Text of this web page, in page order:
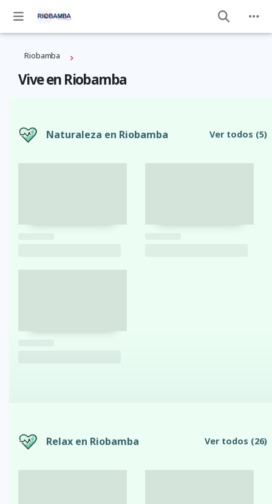
Riobamba
Vive en Riobamba
Naturaleza en Riobamba Ver todos (5)
Relax en Riobamba Ver todos (26)